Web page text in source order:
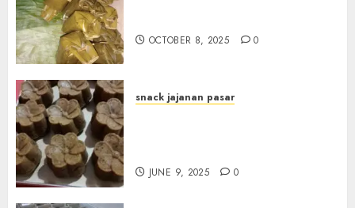
OCTOBER 8, 2025 0
snack jajanan pasar
JUNE 9, 2025 0